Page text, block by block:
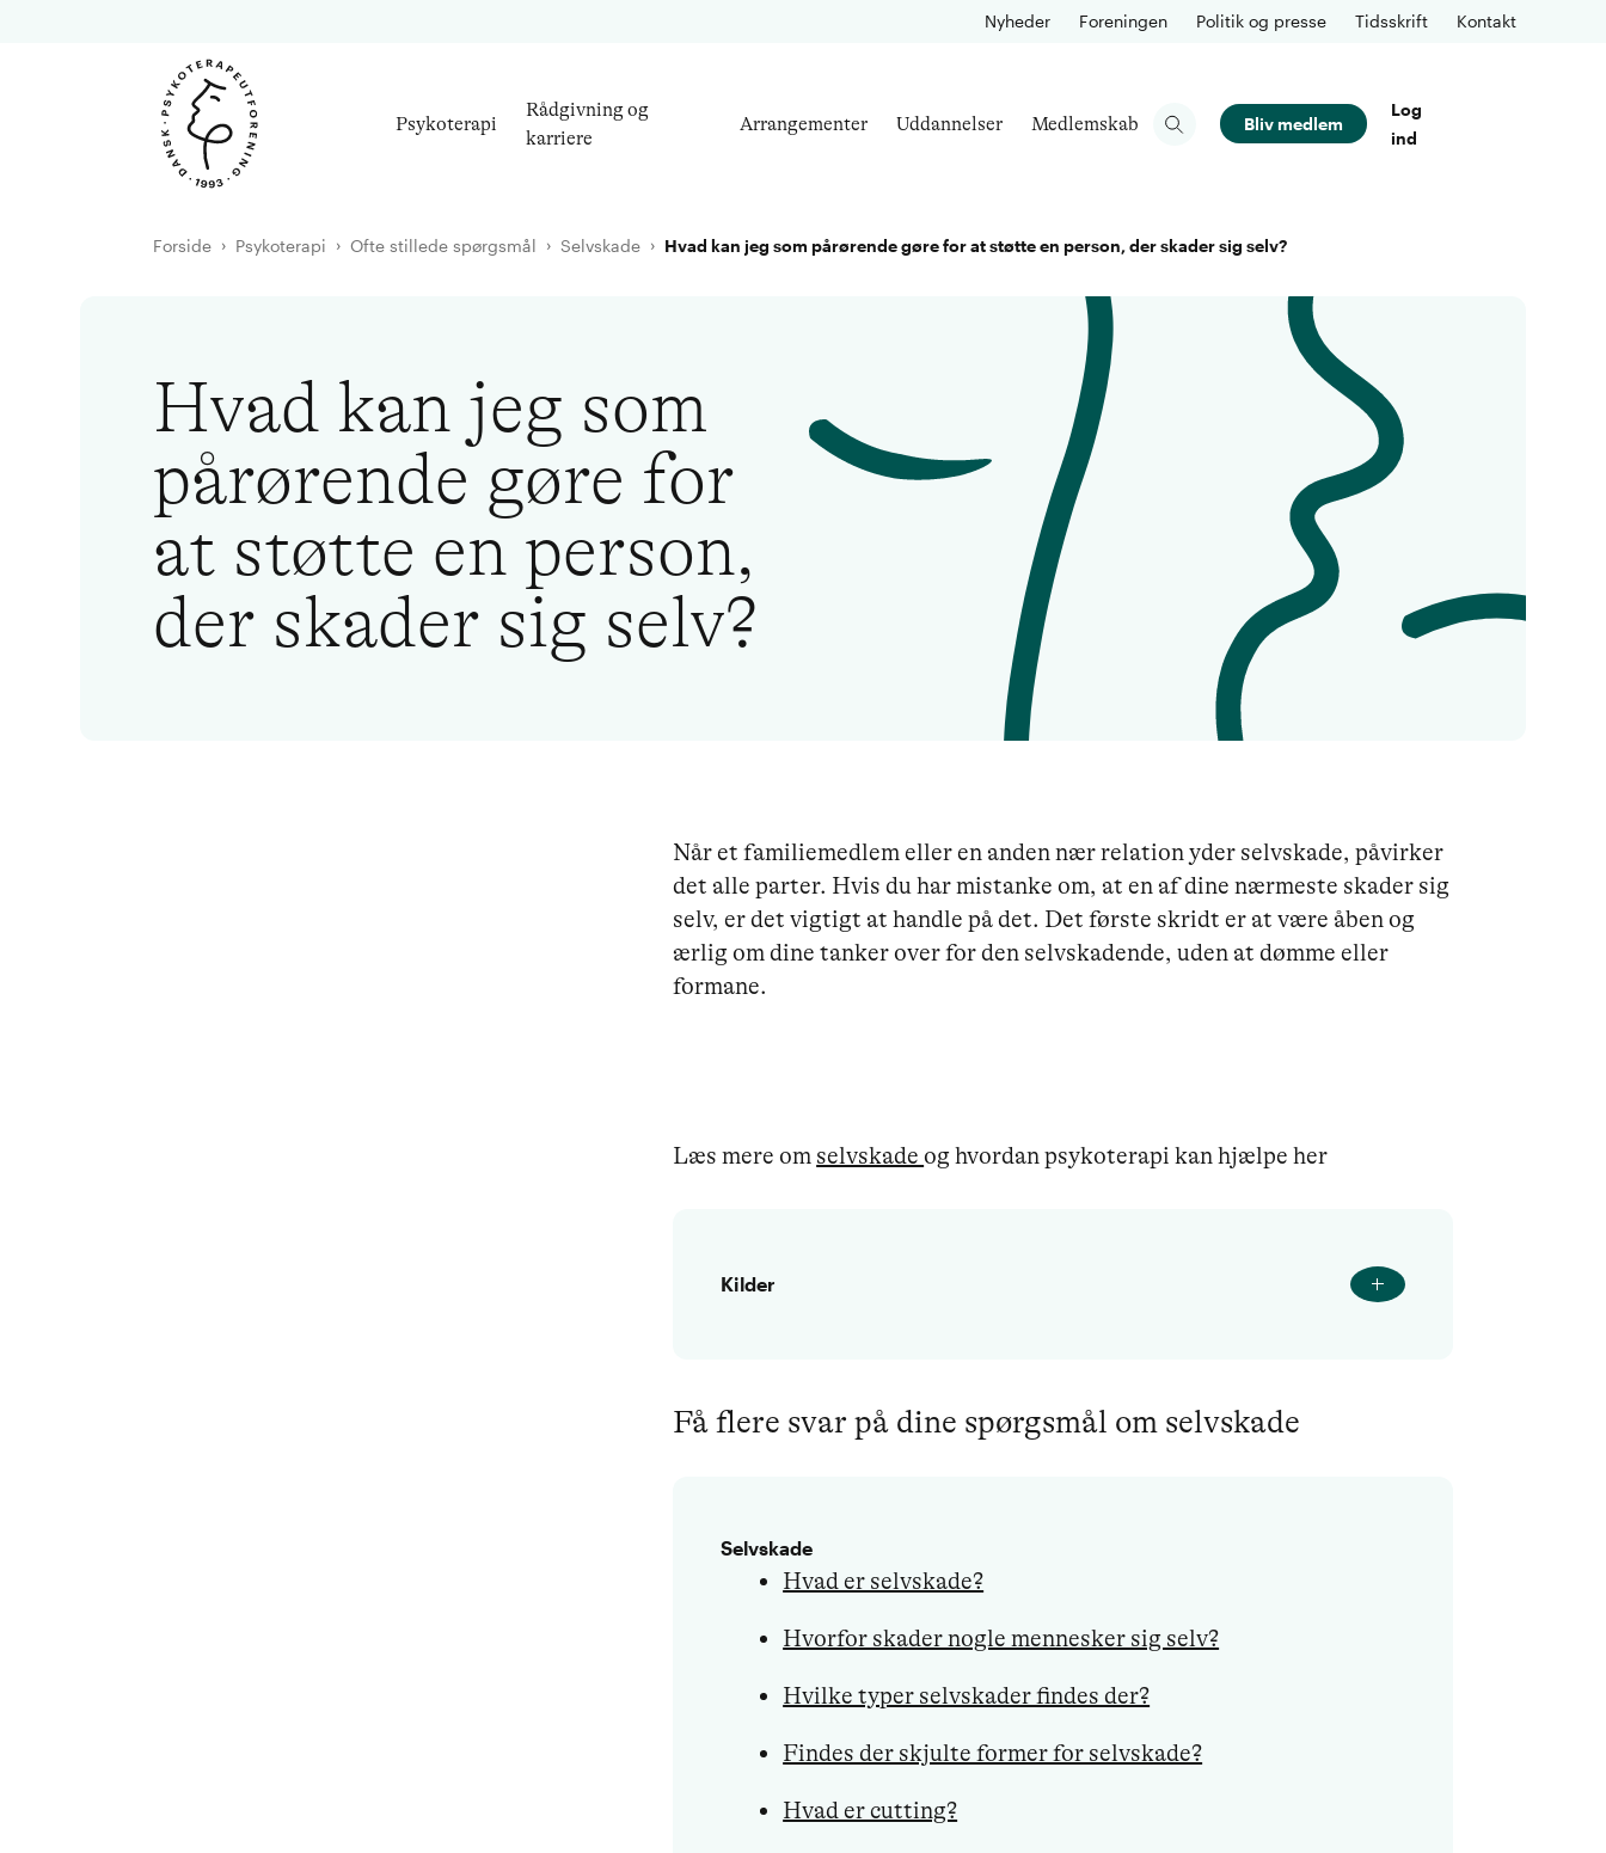
Nyheder Foreningen Politik og presse Tidsskrift Kontakt
Psykoterapi
Rådgivning og
karriere
Arrangementer Uddannelser Medlemskab Bliv medlem
Log
ind
Forside Psykoterapi Ofte stillede spørgsmål Selvskade Hvad kan jeg som pårørende gøre for at støtte en person, der skader sig selv?
Hvad kan jeg som
pårørende gøre for
at støtte en person,
der skader sig selv?
Når et familiemedlem eller en anden nær relation yder selvskade, påvirker
det alle parter. Hvis du har mistanke om, at en af dine nærmeste skader sig
selv, er det vigtigt at handle på det. Det første skridt er at være åben og
ærlig om dine tanker over for den selvskadende, uden at dømme eller
formane.
Læs mere om selvskade og hvordan psykoterapi kan hjælpe her
Kilder
Få flere svar på dine spørgsmål om selvskade
Selvskade
Hvad er selvskade?
Hvorfor skader nogle mennesker sig selv?
Hvilke typer selvskader findes der?
Findes der skjulte former for selvskade?
Hvad er cutting?